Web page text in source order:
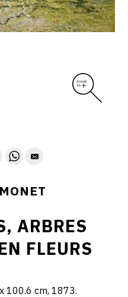
ARBRES
FLEURS
100.6 cm, 1873.